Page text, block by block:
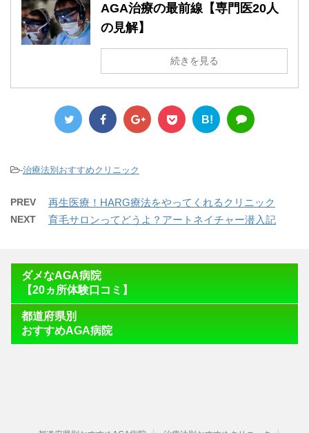
AGA治療の最前線【専門医20人
の見解】
続きを見る
B!
-治療法別おすすめクリニック
PREV 再生医療！HARG療法をやってくれるクリニック
NEXT 育毛サロンってどうよ？アートネイチャー潜入記
ダメなAGA病院
【20ヵ所体験口コミ】
都道府県別
おすすめAGA病院